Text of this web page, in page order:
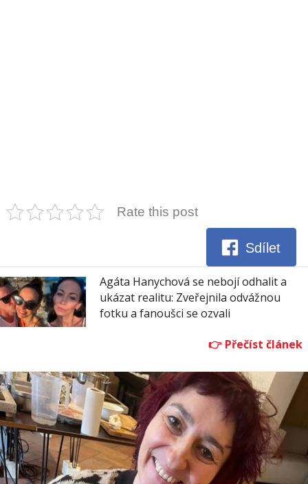
Rate this post
Sdílet
Agáta Hanychová se nebojí odhalit a
ukázat realitu: Zveřejnila odvážnou
fotku a fanoušci se ozvali